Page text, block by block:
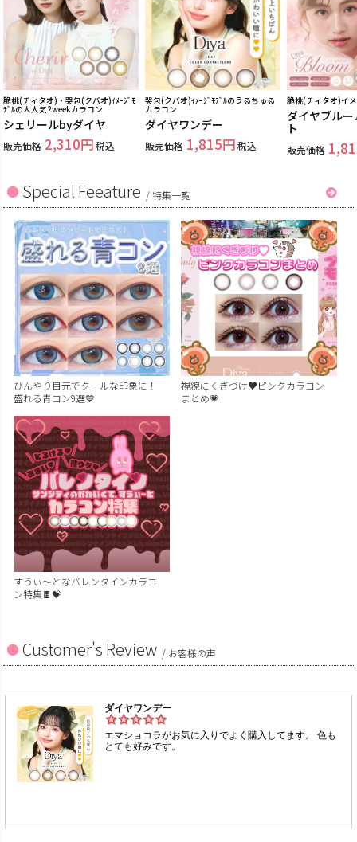
脆桃(チィタオ)・哭包(クバオ)ｲﾒｰｼﾞﾓ
ﾃﾞﾙの大人気2weekカラコン
シェリールbyダイヤ
販売価格 2,310 税込
哭包(クバオ)ｲﾒｰｼﾞﾓﾃﾞﾙのうるちゅる
カラコン
ダイヤワンデー
販売価格 1,815 税込
脆桃(チィタオ)イ
ダイヤブル
ト
販売価格
Special Feeature /特集一覧
ひんやり目元でクールな印象に！
盛れる青コン9選💙
視線にくぎづけ♥ピンクカラコン
まとめ💗
すうぃ～となバレンタインカラコ
ン特集🍫💝
Customer's Review / お客様の声